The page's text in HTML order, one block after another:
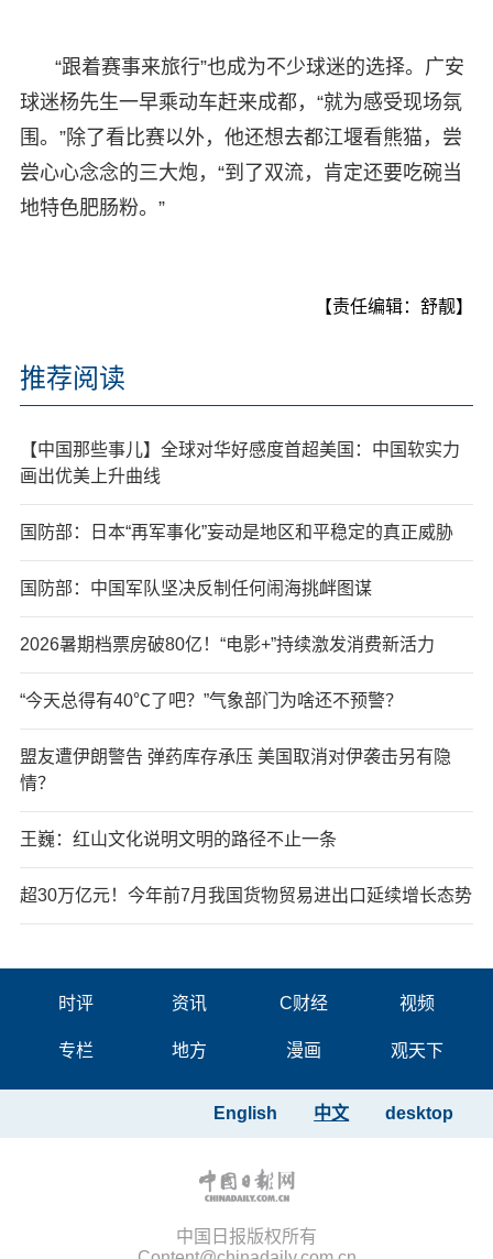
“跟着赛事来旅行”也成为不少球迷的选择。广安
球迷杨先生一早乘动车赶来成都，“就为感受现场氛
围。”除了看比赛以外，他还想去都江堰看熊猫，尝
尝心心念念的三大炮，“到了双流，肯定还要吃碗当
地特色肥肠粉。”
【责任编辑：舒靓】
推荐阅读
【中国那些事儿】全球对华好感度首超美国：中国软实力
画出优美上升曲线
国防部：日本“再军事化”妄动是地区和平稳定的真正威胁
国防部：中国军队坚决反制任何闹海挑衅图谋
2026暑期档票房破80亿！“电影+”持续激发消费新活力
“今天总得有40℃了吧？”气象部门为啥还不预警？
盟友遭伊朗警告 弹药库存承压 美国取消对伊袭击另有隐
情？
王巍：红山文化说明文明的路径不止一条
超30万亿元！今年前7月我国货物贸易进出口延续增长态势
时评 资讯 C财经 视频
专栏 地方 漫画 观天下
desktop
中文
English
中国日报版权所有